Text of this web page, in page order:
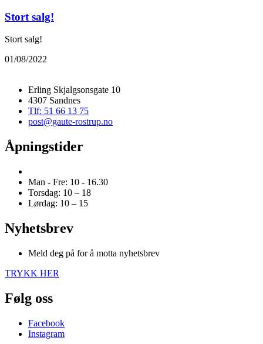
Stort salg!
Stort salg!
01/08/2022
Erling Skjalgsonsgate 10
4307 Sandnes
Tlf: 51 66 13 75
post@gaute-rostrup.no
Åpningstider
Man - Fre: 10 - 16.30
Torsdag: 10 – 18
Lørdag: 10 – 15
Nyhetsbrev
Meld deg på for å motta nyhetsbrev
TRYKK HER
Følg oss
Facebook
Instagram